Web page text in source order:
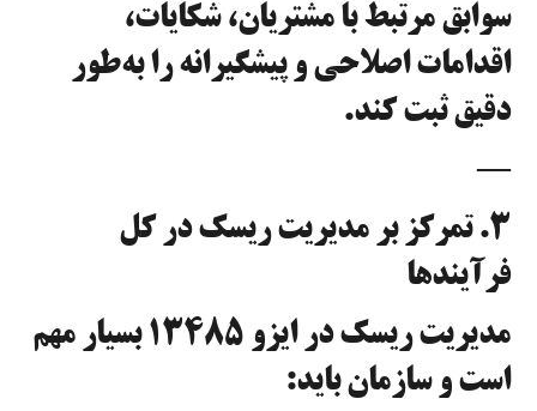
سوابق مرتبط با مشتریان، شکایات،
اقدامات اصلاحی و پیشگیرانه را به‌طور
دقیق ثبت کند.
—
۳. تمرکز بر مدیریت ریسک در کل
فرآیندها
مدیریت ریسک در ایزو ۱۳۴۸۵ بسیار مهم
است و سازمان باید: